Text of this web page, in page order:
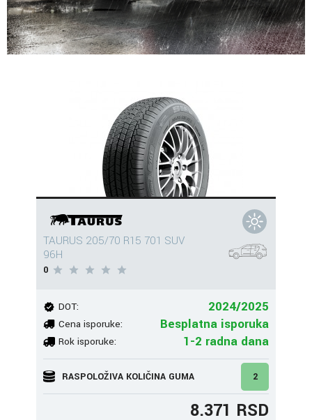
TAURUS 205/70 R15 701 SUV
96H
0
DOT: 2024/2025
Cena isporuke: Besplatna isporuka
Rok isporuke: 1-2 radna dana
RASPOLOŽIVA KOLIČINA GUMA 2
8.371 RSD